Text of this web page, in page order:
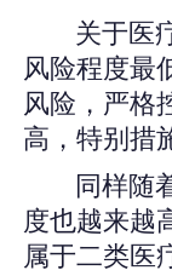
关于医
风险程度最
风险，严格
高，特别措
同样随
度也越来越
属于二类医